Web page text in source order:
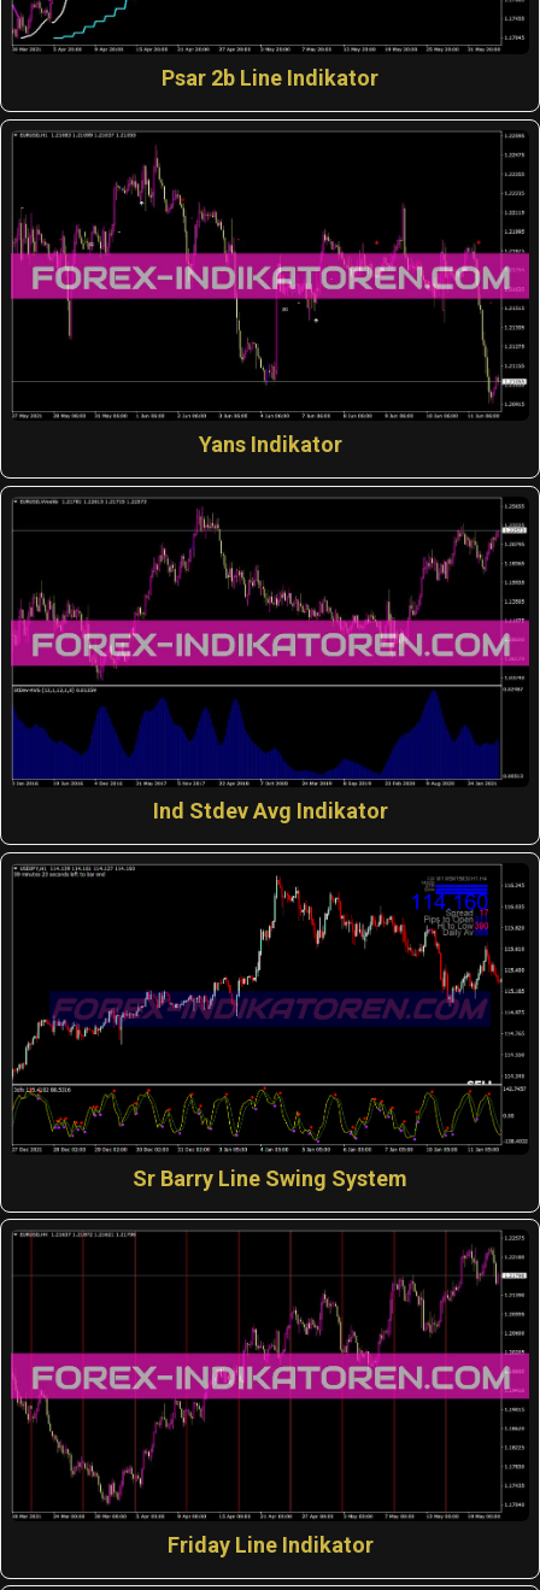
Psar 2b Line Indikator
Yans Indikator
Ind Stdev Avg Indikator
Sr Barry Line Swing System
Friday Line Indikator